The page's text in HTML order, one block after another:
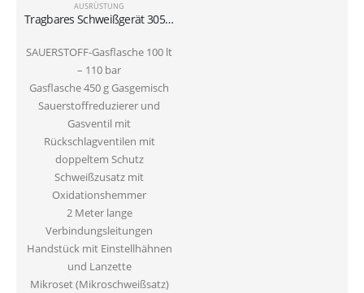
AUSRÜSTUNG
Tragbares Schweißgerät 3050° – 100 lt
SAUERSTOFF-Gasflasche 100 lt
– 110 bar
Gasflasche 450 g Gasgemisch
Sauerstoffreduzierer und
Gasventil mit
Rückschlagventilen mit
doppeltem Schutz
Schweißzusatz mit
Oxidationshemmer
2 Meter lange
Verbindungsleitungen
Handstück mit Einstellhähnen
und Lanzette
Mikroset (Mikroschweißsatz)